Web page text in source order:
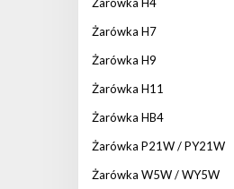
Żarówka H7
Żarówka H9
Żarówka H11
Żarówka HB4
Żarówka P21W / PY21W
Żarówka W5W / WY5W